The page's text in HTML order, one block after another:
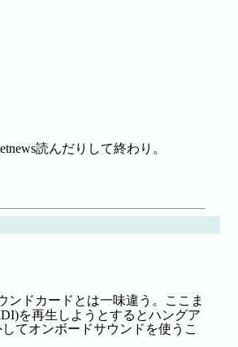
読んだりして終わり。
ドカードとは一味違う。ここま
を再生しようとするとハングア
てオンボードサウンドを使うこ